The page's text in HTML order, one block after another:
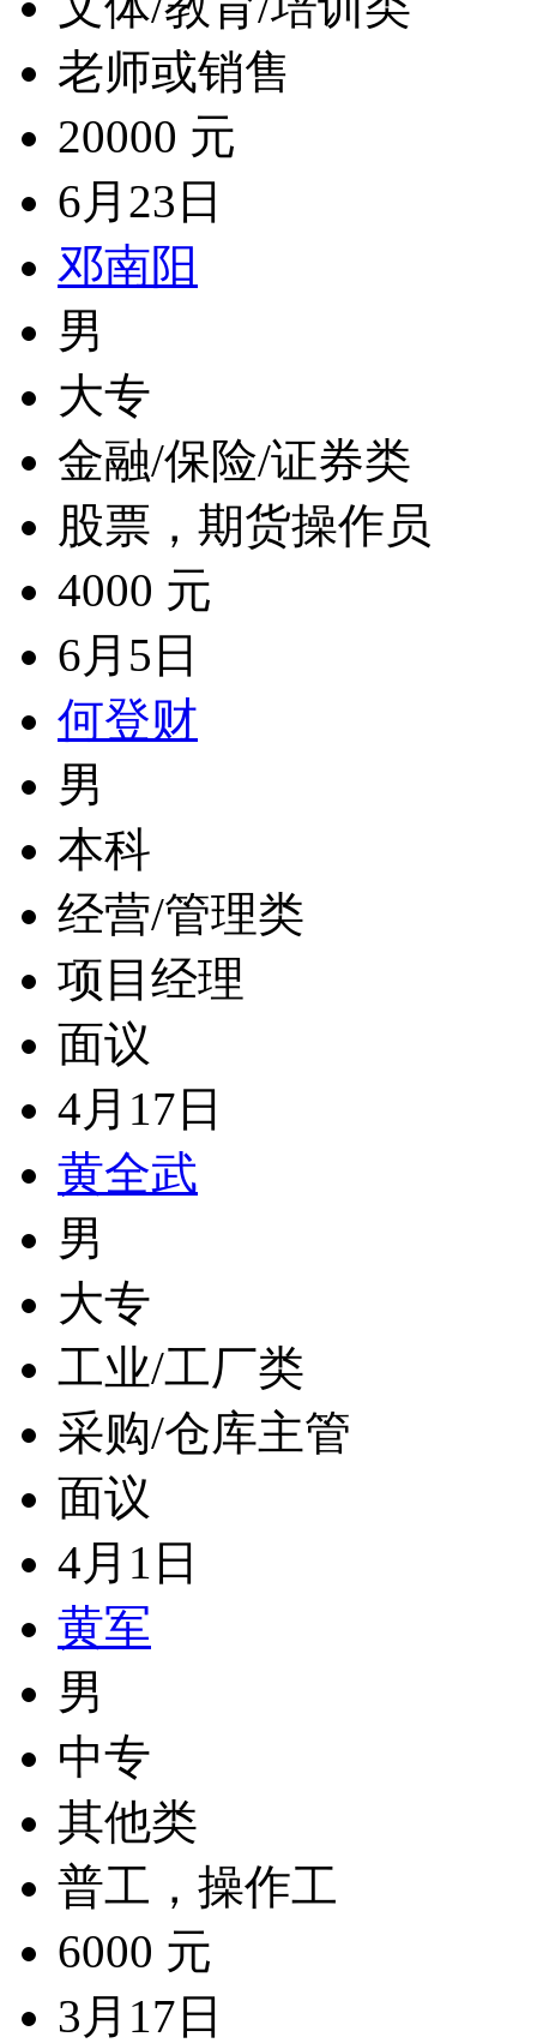
老师或销售
20000 元
6月23日
邓南阳
男
大专
金融/保险/证券类
股票，期货操作员
4000 元
6月5日
何登财
男
本科
经营/管理类
项目经理
面议
4月17日
黄全武
男
大专
工业/工厂类
采购/仓库主管
面议
4月1日
黄军
男
中专
其他类
普工，操作工
6000 元
3月17日